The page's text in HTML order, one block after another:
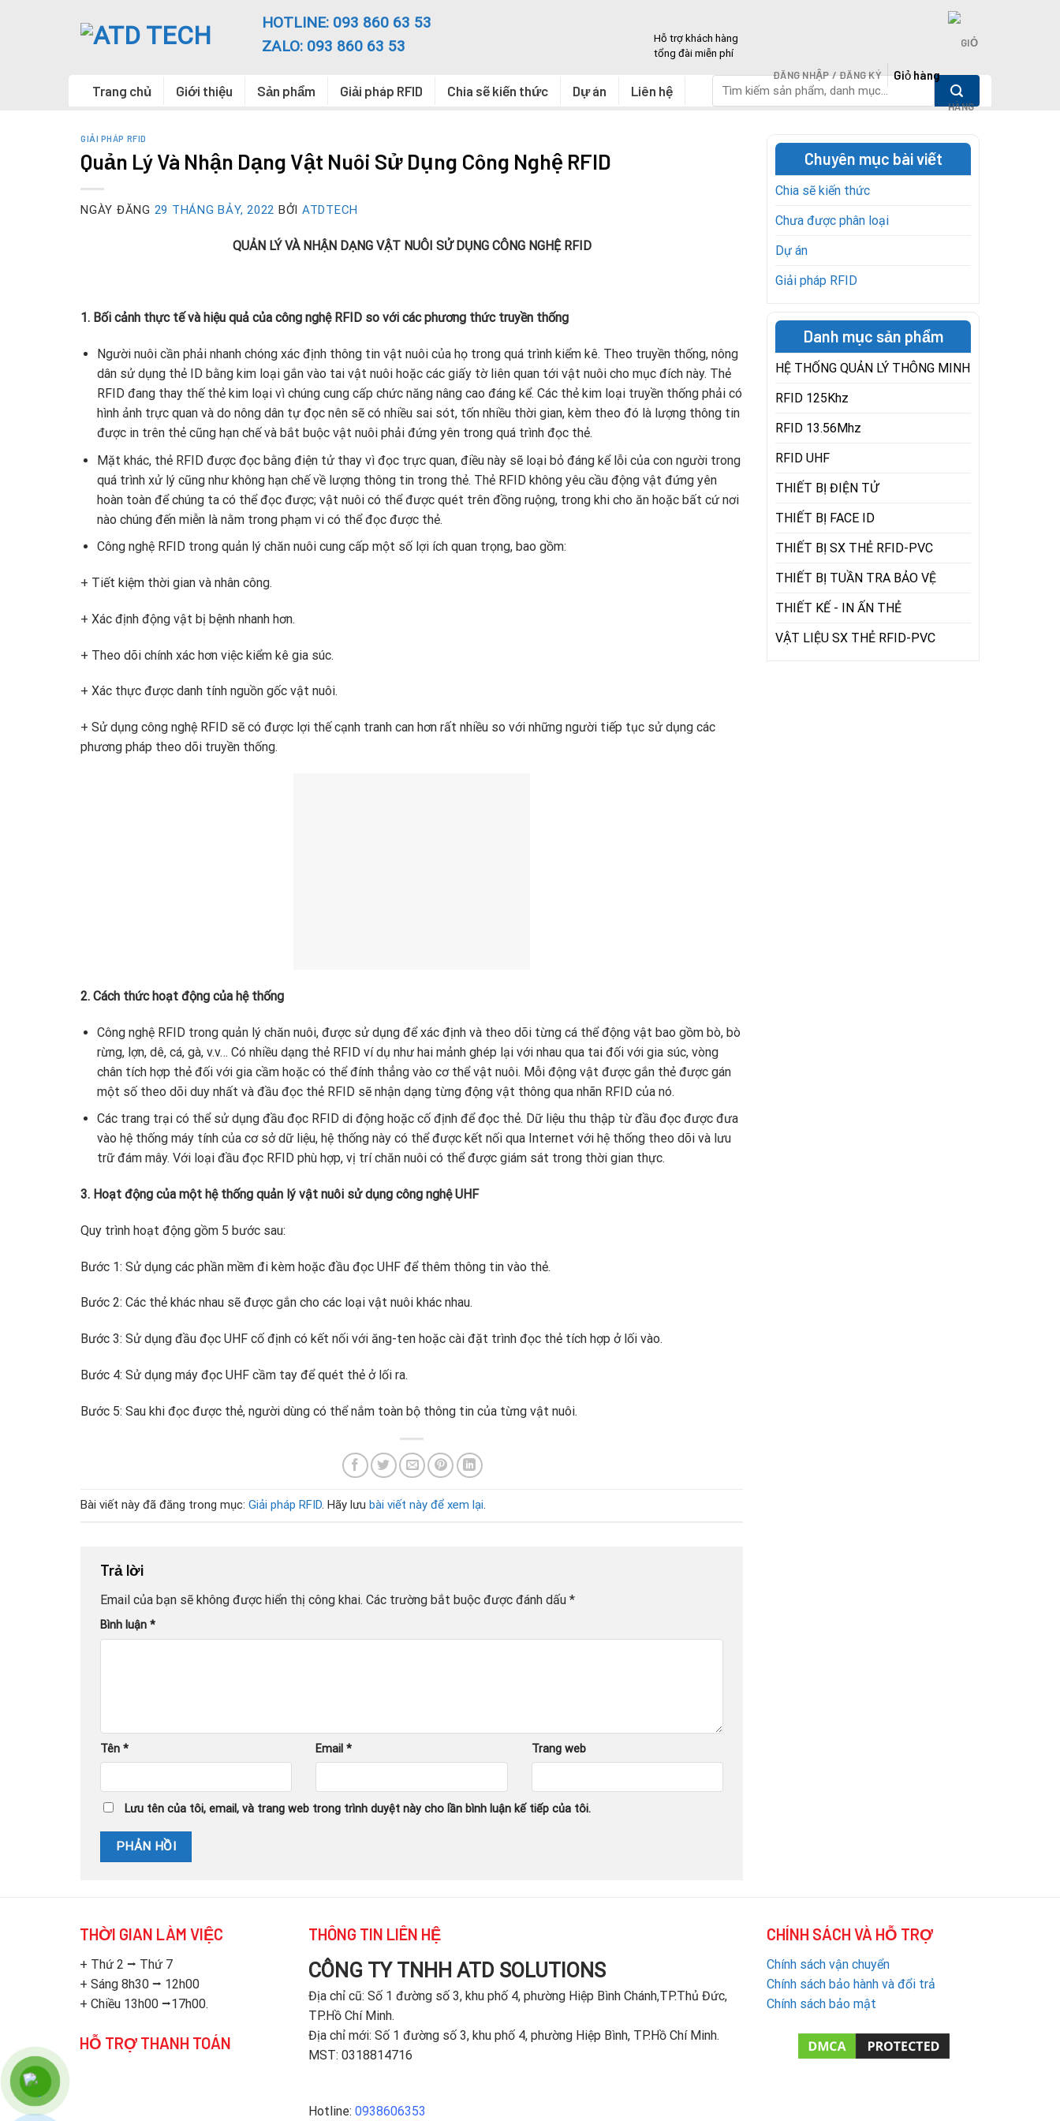
HOTLINE: 093 860 63 53
ZALO: 093 860 63 53
Hỗ trợ khách hàng
tổng đài miễn phí
ĐĂNG NHẬP / ĐĂNG KÝ
Giỏ hàng
Trang chủ Giới thiệu Sản phẩm Giải pháp RFID Chia sẽ kiến thức Dự án Liên hệ
kiếm:
GIẢI PHÁP RFID
Quản Lý Và Nhận Dạng Vật Nuôi Sử Dụng Công Nghệ RFID
NGÀY ĐĂNG 29 THÁNG BẢY, 2022 BỞI ATDTECH
QUẢN LÝ VÀ NHẬN DẠNG VẬT NUÔI SỬ DỤNG CÔNG NGHỆ RFID
1. Bối cảnh thực tế và hiệu quả của công nghệ RFID so với các phương thức truyền thống
Người nuôi cần phải nhanh chóng xác định thông tin vật nuôi của họ trong quá trình kiểm kê. Theo truyền thống, nông
dân sử dụng thẻ ID bằng kim loại gắn vào tai vật nuôi hoặc các giấy tờ liên quan tới vật nuôi cho mục đích này. Thẻ
RFID đang thay thế thẻ kim loại vì chúng cung cấp chức năng nâng cao đáng kể. Các thẻ kim loại truyền thống phải có
hình ảnh trực quan và do nông dân tự đọc nên sẽ có nhiều sai sót, tốn nhiều thời gian, kèm theo đó là lượng thông tin
được in trên thẻ cũng hạn chế và bắt buộc vật nuôi phải đứng yên trong quá trình đọc thẻ.
Mặt khác, thẻ RFID được đọc bằng điện tử thay vì đọc trực quan, điều này sẽ loại bỏ đáng kể lỗi của con người trong
quá trình xử lý cũng như không hạn chế về lượng thông tin trong thẻ. Thẻ RFID không yêu cầu động vật đứng yên
hoàn toàn để chúng ta có thể đọc được; vật nuôi có thể được quét trên đồng ruộng, trong khi cho ăn hoặc bất cứ nơi
nào chúng đến miễn là nằm trong phạm vi có thể đọc được thẻ.
Công nghệ RFID trong quản lý chăn nuôi cung cấp một số lợi ích quan trọng, bao gồm:
+ Tiết kiệm thời gian và nhân công.
+ Xác định động vật bị bệnh nhanh hơn.
+ Theo dõi chính xác hơn việc kiểm kê gia súc.
+ Xác thực được danh tính nguồn gốc vật nuôi.
+ Sử dụng công nghệ RFID sẽ có được lợi thế cạnh tranh can hơn rất nhiều so với những người tiếp tục sử dụng các
phương pháp theo dõi truyền thống.
2. Cách thức hoạt động của hệ thống
Công nghệ RFID trong quản lý chăn nuôi, được sử dụng để xác định và theo dõi từng cá thể động vật bao gồm bò, bò
rừng, lợn, dê, cá, gà, v.v… Có nhiều dạng thẻ RFID ví dụ như hai mảnh ghép lại với nhau qua tai đối với gia súc, vòng
chân tích hợp thẻ đối với gia cầm hoặc có thể đính thẳng vào cơ thể vật nuôi. Mỗi động vật được gắn thẻ được gán
một số theo dõi duy nhất và đầu đọc thẻ RFID sẽ nhận dạng từng động vật thông qua nhãn RFID của nó.
Các trang trại có thể sử dụng đầu đọc RFID di động hoặc cố định để đọc thẻ. Dữ liệu thu thập từ đầu đọc được đưa
vào hệ thống máy tính của cơ sở dữ liệu, hệ thống này có thể được kết nối qua Internet với hệ thống theo dõi và lưu
trữ đám mây. Với loại đầu đọc RFID phù hợp, vị trí chăn nuôi có thể được giám sát trong thời gian thực.
3. Hoạt động của một hệ thống quản lý vật nuôi sử dụng công nghệ UHF
Quy trình hoạt động gồm 5 bước sau:
Bước 1: Sử dụng các phần mềm đi kèm hoặc đầu đọc UHF để thêm thông tin vào thẻ.
Bước 2: Các thẻ khác nhau sẽ được gắn cho các loại vật nuôi khác nhau.
Bước 3: Sử dụng đầu đọc UHF cố định có kết nối với ăng-ten hoặc cài đặt trình đọc thẻ tích hợp ở lối vào.
Bước 4: Sử dụng máy đọc UHF cầm tay để quét thẻ ở lối ra.
Bước 5: Sau khi đọc được thẻ, người dùng có thể nắm toàn bộ thông tin của từng vật nuôi.
Bài viết này đã đăng trong mục: Giải pháp RFID. Hãy lưu bài viết này để xem lại.
Trả lời
Email của bạn sẽ không được hiển thị công khai. Các trường bắt buộc được đánh dấu *
Bình luận *
Tên * Email* Trang web
Lưu tên của tôi, email, và trang web trong trình duyệt này cho lần bình luận kế tiếp của tôi.
Chuyên mục bài viết
Chia sẽ kiến thức
Chưa được phân loại
Dự án
Giải pháp RFID
Danh mục sản phẩm
HỆ THỐNG QUẢN LÝ THÔNG MINH
RFID 125Khz
RFID 13.56Mhz
RFID UHF
THIẾT BỊ ĐIỆN TỬ
THIẾT BỊ FACE ID
THIẾT BỊ SX THẺ RFID-PVC
THIẾT BỊ TUẦN TRA BẢO VỆ
THIẾT KẾ - IN ẤN THẺ
VẬT LIỆU SX THẺ RFID-PVC
THỜI GIAN LÀM VIỆC
+ Thứ 2 ⭢ Thứ 7
+ Sáng 8h30 ⭢ 12h00
+ Chiều 13h00 ⭢17h00.
HỖ TRỢ THANH TOÁN
THÔNG TIN LIÊN HỆ
CÔNG TY TNHH ATD SOLUTIONS
Địa chỉ cũ: Số 1 đường số 3, khu phố 4, phường Hiệp Bình Chánh,TP.Thủ Đức,
TP.Hồ Chí Minh.
Địa chỉ mới: Số 1 đường số 3, khu phố 4, phường Hiệp Bình, TP.Hồ Chí Minh.
MST: 0318814716
Hotline: 0938606353
CHÍNH SÁCH VÀ HỖ TRỢ
Chính sách vận chuyển
Chính sách bảo hành và đổi trả
Chính sách bảo mật